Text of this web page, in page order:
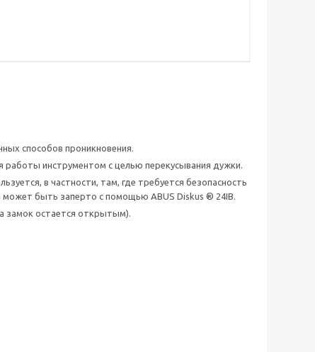
способов проникновения.
инструментом с целью перекусывания дужки.
в частности, там, где требуется безопасность
может быть заперто с помощью ABUS Diskus ® 24IB.
замок остается открытым).